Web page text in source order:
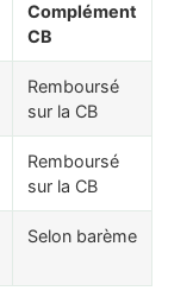
Complément
CB
Remboursé
sur la CB
Remboursé
sur la CB
Selon barème